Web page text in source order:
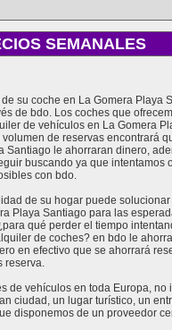
SEMANALES
su coche en La Gomera Playa
de bdo. Los coches que
de vehículos en La Gomera
de reservas encontrará
Santiago le ahorraran dinero,
buscando ya que intentamos
con bdo.
de su hogar puede
Playa Santiago para las
qué perder el tiempo
de coches? en bdo le
en efectivo que se ahorrará
reserva.
de vehículos en toda Europa, no
ciudad, un lugar turístico, un
disponemos de un proveedor